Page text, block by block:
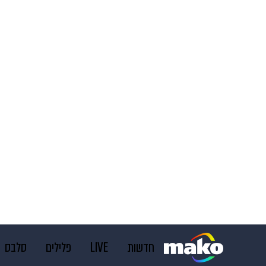
חדשות LIVE פלילים סלבס